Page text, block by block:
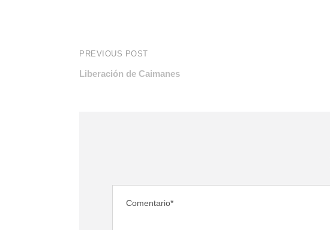
PREVIOUS POST
Liberación de Caimanes